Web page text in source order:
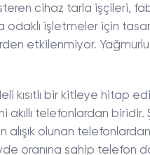
cihaz tarla işçileri,
odaklı işletmeler için
etkilenmiyor.
kısıtlı bir kitleye hitap
akıllı telefonlardan
olunan
oranına sahip telefon